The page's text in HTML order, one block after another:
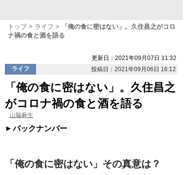
トップ ライフ
「俺の食に密はない」。久住昌之がコロ
ナ禍の食と酒を語る
更新日：2021年09月07日 11:32
ライフ
投稿日：2021年09月06日 16:12
「俺の食に密はない」。久住昌之
がコロナ禍の食と酒を語る
山脇麻生
バックナンバー
「俺の食に密はない」その真意は？